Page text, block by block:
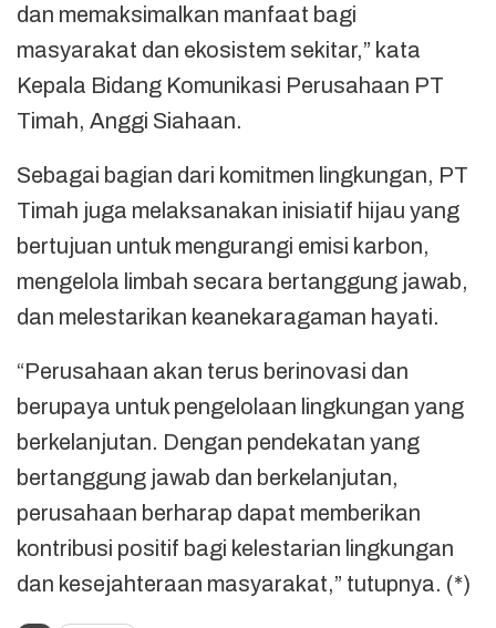
dan memaksimalkan manfaat bagi
masyarakat dan ekosistem sekitar,” kata
Kepala Bidang Komunikasi Perusahaan PT
Timah, Anggi Siahaan.
Sebagai bagian dari komitmen lingkungan, PT
Timah juga melaksanakan inisiatif hijau yang
bertujuan untuk mengurangi emisi karbon,
mengelola limbah secara bertanggung jawab,
dan melestarikan keanekaragaman hayati.
“Perusahaan akan terus berinovasi dan
berupaya untuk pengelolaan lingkungan yang
berkelanjutan. Dengan pendekatan yang
bertanggung jawab dan berkelanjutan,
perusahaan berharap dapat memberikan
kontribusi positif bagi kelestarian lingkungan
dan kesejahteraan masyarakat,” tutupnya. (*)